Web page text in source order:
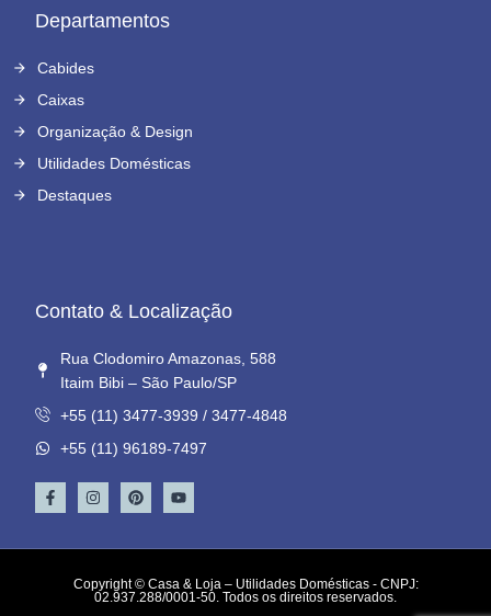
Departamentos
Cabides
Caixas
Organização & Design
Utilidades Domésticas
Destaques
Contato & Localização
Rua Clodomiro Amazonas, 588
Itaim Bibi – São Paulo/SP
+55 (11) 3477-3939 / 3477-4848
+55 (11) 96189-7497
Copyright © Casa & Loja – Utilidades Domésticas - CNPJ:
02.937.288/0001-50. Todos os direitos reservados.